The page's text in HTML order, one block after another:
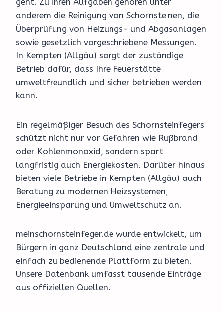
geht. Zu ihren Aufgaben gehören unter
anderem die Reinigung von Schornsteinen, die
Überprüfung von Heizungs- und Abgasanlagen
sowie gesetzlich vorgeschriebene Messungen.
In Kempten (Allgäu) sorgt der zuständige
Betrieb dafür, dass Ihre Feuerstätte
umweltfreundlich und sicher betrieben werden
kann.
Ein regelmäßiger Besuch des Schornsteinfegers
schützt nicht nur vor Gefahren wie Rußbrand
oder Kohlenmonoxid, sondern spart
langfristig auch Energiekosten. Darüber hinaus
bieten viele Betriebe in Kempten (Allgäu) auch
Beratung zu modernen Heizsystemen,
Energieeinsparung und Umweltschutz an.
meinschornsteinfeger.de wurde entwickelt, um
Bürgern in ganz Deutschland eine zentrale und
einfach zu bedienende Plattform zu bieten.
Unsere Datenbank umfasst tausende Einträge
aus offiziellen Quellen.